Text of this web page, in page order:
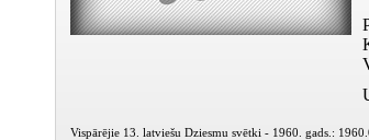
Vispārējie 13. latviešu Dziesmu svētki - 1960. gads.: